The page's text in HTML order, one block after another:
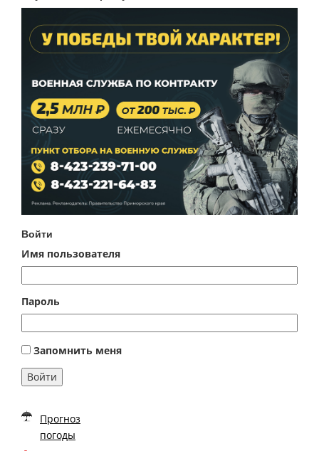
Войти
Имя пользователя
Пароль
Запомнить меня
Войти
Прогноз
погоды